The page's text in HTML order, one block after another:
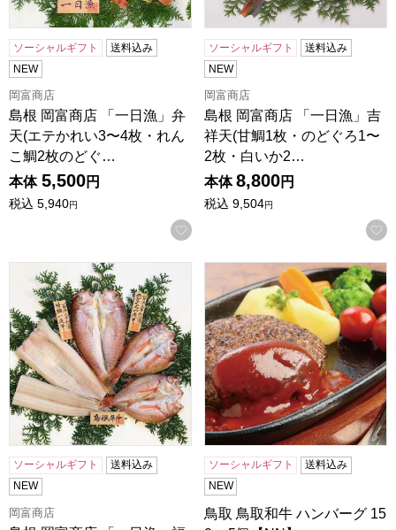
ソーシャルギフト
送料込み
NEW
岡富商店
島根 岡富商店 「一日漁」弁
天(エテかれい3〜4枚・れん
こ鯛2枚のどぐ…
本体 5,500円
税込 5,940円
お気に入りに登録する
ソーシャルギフト
送料込み
NEW
岡富商店
島根 岡富商店 「一日漁」吉
祥天(甘鯛1枚・のどぐろ1〜
2枚・白いか2…
本体 8,800円
税込 9,504円
島根 岡富商店 「一日漁」福禄寿(甘鯛1枚・のどぐろ2〜3枚
ソーシャルギフト
送料込み
NEW
岡富商店
鳥取 鳥取和牛 ハンバーグ
ソーシャルギフト
送料込み
NEW
鳥取 鳥取和牛 ハンバーグ 15